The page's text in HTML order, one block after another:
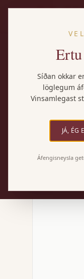
Vörur/
Síðan okkar
löglegum
Vinsamlegast
JÁ, ÉG
Áfengisneysla